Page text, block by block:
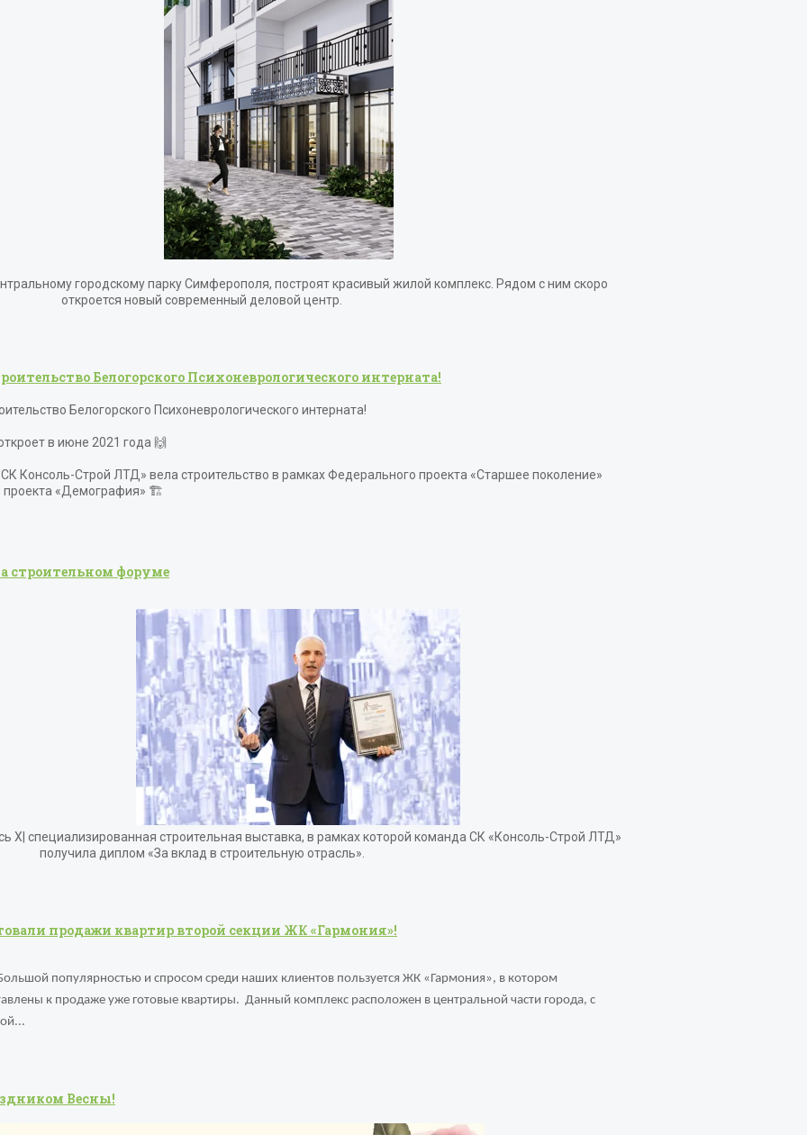
городскому парку Симферополя, построят красивый жилой комплекс. Рядом с ним скоро
откроется новый современный деловой центр.
Белогорского Психоневрологического интерната!
Белогорского Психоневрологического интерната!
в июне 2021 года 🙌
Консоль-Строй ЛТД» вела строительство в рамках Федерального проекта «Старшее поколение»
проекта «Демография» 🏗
строительном форуме
X| специализированная строительная выставка, в рамках которой команда СК «Консоль-Строй ЛТД»
получила диплом «За вклад в строительную отрасль».
продажи квартир второй секции ЖК «Гармония»!
популярностью и спросом среди наших клиентов пользуется ЖК «Гармония», в котором
к продаже уже готовые квартиры. Данный комплекс расположен в центральной части города, с
Весны!